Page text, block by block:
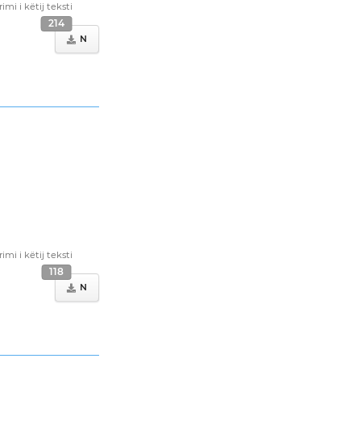
i këtij teksti
N
214
i këtij teksti
N
118